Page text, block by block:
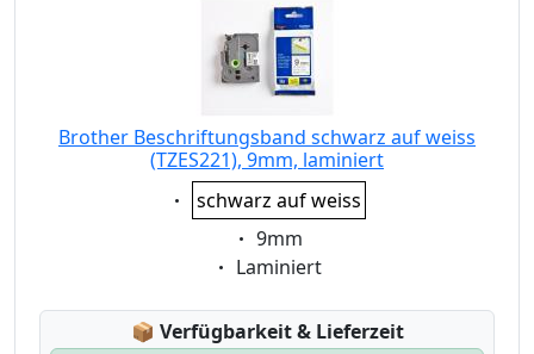
Brother Beschriftungsband schwarz auf weiss
(TZES221), 9mm, laminiert
Eigenschaft:
schwarz auf weiss
Eigenschaft:
9mm
Eigenschaft:
Laminiert
📦 Lagerstatus:
Verfügbarkeit & Lieferzeit